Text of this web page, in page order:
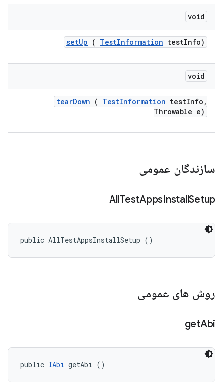
void
setUp ( TestInformation testInfo)
void
tearDown ( TestInformation testInfo ,
Throwable e)
سازندگان عمومی
AllTestAppsInstallSetup
public AllTestAppsInstallSetup ()
روش های عمومی
getAbi
public IAbi getAbi ()